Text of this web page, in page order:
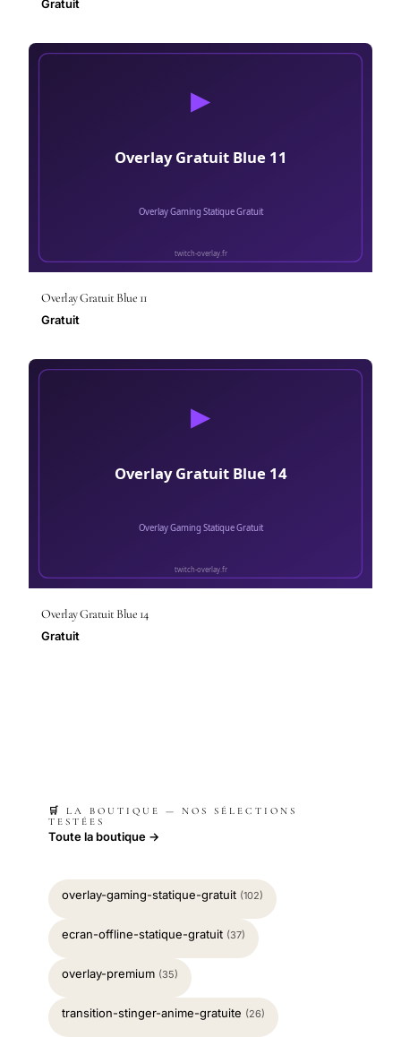
Gratuit
Overlay Gratuit Blue 11
Gratuit
Overlay Gratuit Blue 14
Gratuit
🛒 LA BOUTIQUE — NOS SÉLECTIONS
TESTÉES
Toute la boutique →
overlay-gaming-statique-gratuit (102)
ecran-offline-statique-gratuit (37)
overlay-premium (35)
transition-stinger-anime-gratuite (26)